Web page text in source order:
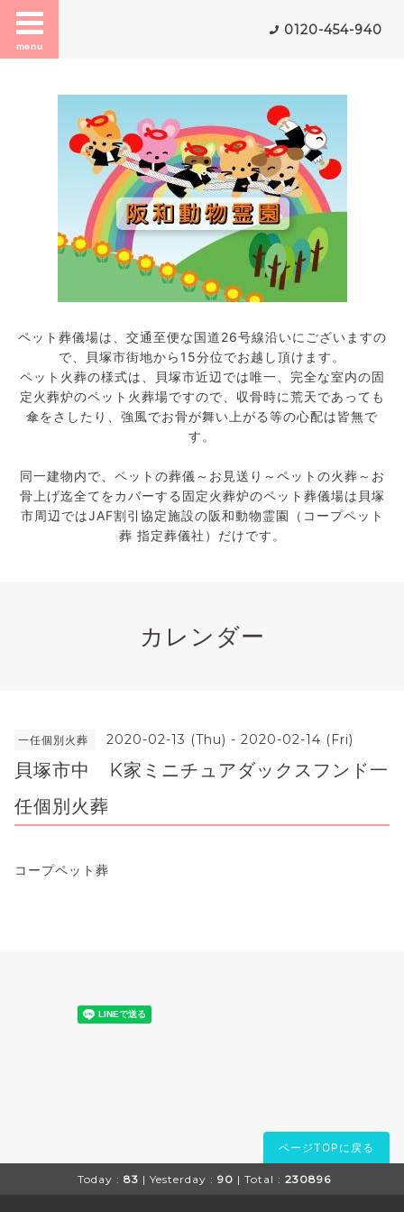
menu
0120-454-940
ペット葬儀場は、交通至便な国道26号線沿いにございますの
で、貝塚市街地から15分位でお越し頂けます。
ペット火葬の様式は、貝塚市近辺では唯一、完全な室内の固
定火葬炉のペット火葬場ですので、収骨時に荒天であっても
傘をさしたり、強風でお骨が舞い上がる等の心配は皆無で
す。
同一建物内で、ペットの葬儀～お見送り～ペットの火葬～お
骨上げ迄全てをカバーする固定火葬炉のペット葬儀場は貝塚
市周辺ではJAF割引協定施設の阪和動物霊園（コープペット
葬 指定葬儀社）だけです。
カレンダー
一任個別火葬 2020-02-13 (Thu) - 2020-02-14 (Fri)
貝塚市中 K家ミニチュアダックスフンド一
任個別火葬
コープペット葬
ページTOPに戻る
Today : 83 | Yesterday : 90 | Total : 230896